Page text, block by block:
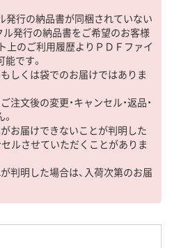
発行の納品書が同梱されていない
発行の納品書をご希望のお客様
上のご利用履歴よりＰＤＦファイ
です。
しくは袋でのお届けではありま
注文後の変更・キャンセル・返品・
お届けできないことが判明した
ルさせていただくことがありま
判明した場合は、入荷次第のお届